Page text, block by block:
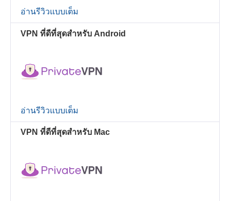
อ่านรีวิวแบบเต็ม
VPN ที่ดีที่สุดสำหรับ Android
อ่านรีวิวแบบเต็ม
VPN ที่ดีที่สุดสำหรับ Mac